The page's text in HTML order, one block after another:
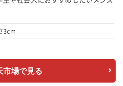
3cm
市場で見る